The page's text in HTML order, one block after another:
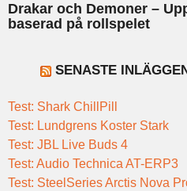
Drakar och Demoner –
baserad på rollspelet
SENASTE
Test: Shark ChillPill
Test: Lundgrens Koster Stark
Test: JBL Live Buds 4
Test: Audio Technica AT-ERP3
Test: SteelSeries Arctis Nova